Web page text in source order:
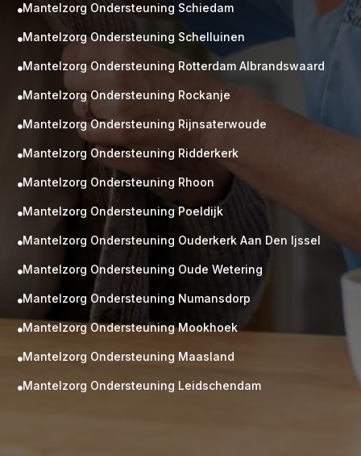
Gratis
M
Neem vrijblijvend contact op!
Mantelzorg Ondersteuning Schiedam
Mantelzorg Ondersteuning Schelluinen
Mantelzorg Ondersteuning Rotterdam Albrandswaard
Mantelzorg Ondersteuning Rockanje
Mantelzorg Ondersteuning Rijnsaterwoude
Mantelzorg Ondersteuning Ridderkerk
Mantelzorg Ondersteuning Rhoon
Mantelzorg Ondersteuning Poeldijk
Mantelzorg Ondersteuning Ouderkerk Aan Den Ijssel
Mantelzorg Ondersteuning Oude Wetering
Mantelzorg Ondersteuning Numansdorp
Mantelzorg Ondersteuning Mookhoek
Mantelzorg Ondersteuning Maasland
Mantelzorg Ondersteuning Leidschendam